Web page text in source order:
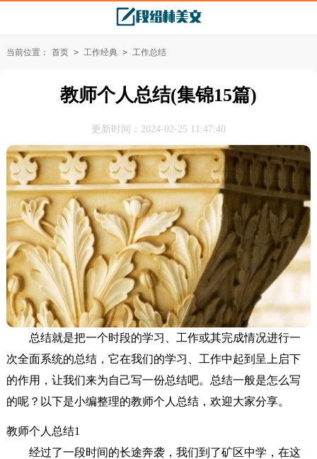
当前位置： 首页 > 工作经典 > 工作总结
教师个人总结(集锦15篇)
更新时间：2024-02-25 11:47:40
总结就是把一个时段的学习、工作或其完成情况进行一
次全面系统的总结，它在我们的学习、工作中起到呈上启下
的作用，让我们来为自己写一份总结吧。总结一般是怎么写
的呢？以下是小编整理的教师个人总结，欢迎大家分享。
教师个人总结1
经过了一段时间的长途奔袭，我们到了矿区中学，在这